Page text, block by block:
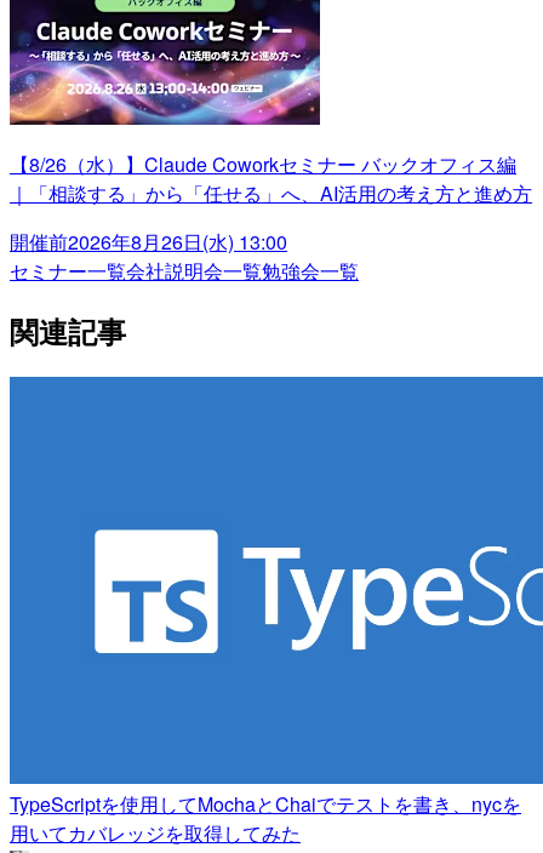
【8/26（水）】Claude Coworkセミナー バックオフィス編
｜「相談する」から「任せる」へ、AI活用の考え方と進め方
開催前2026年8月26日(水) 13:00
セミナー一覧会社説明会一覧勉強会一覧
関連記事
TypeScriptを使用してMochaとChaiでテストを書き、nycを
用いてカバレッジを取得してみた